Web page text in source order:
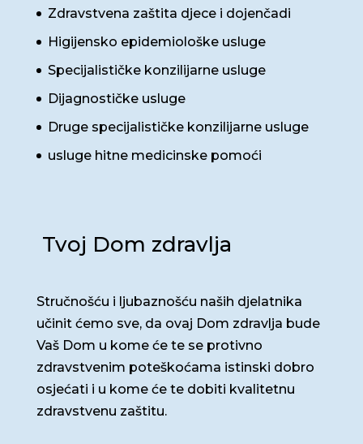
Zdravstvena zaštita djece i dojenčadi
Higijensko epidemiološke usluge
Specijalističke konzilijarne usluge
Dijagnostičke usluge
Druge specijalističke konzilijarne usluge
usluge hitne medicinske pomoći
Tvoj Dom zdravlja
Stručnošću i ljubaznošću naših djelatnika
učinit ćemo sve, da ovaj Dom zdravlja bude
Vaš Dom u kome će te se protivno
zdravstvenim poteškoćama istinski dobro
osjećati i u kome će te dobiti kvalitetnu
zdravstvenu zaštitu.